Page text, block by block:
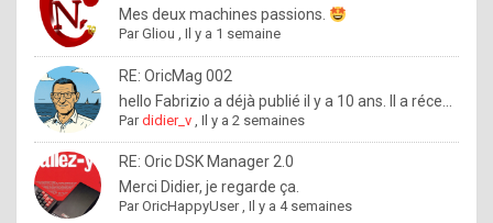
b
y
o
l
e
x
Mes deux machines passions.
ParGliou ,Il y a 1 semaine
RE: OricMag 002
hello Fabrizio a déjà publié il y a 10 ans. Il a réce...
Pardidier_v ,Il y a 2 semaines
RE: Oric DSK Manager 2.0
Merci Didier, je regarde ça.
ParOricHappyUser,Il y a 4 semaines